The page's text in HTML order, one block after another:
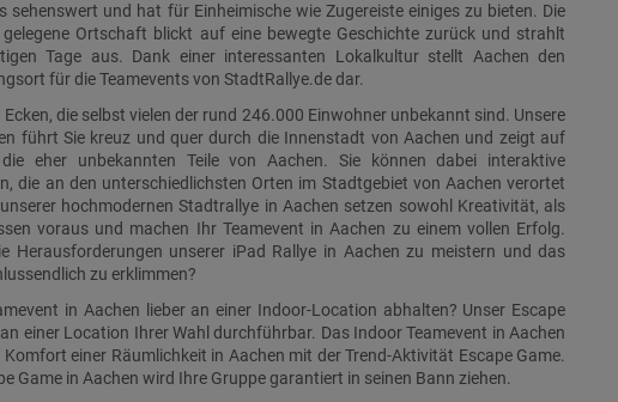
sehenswert und hat für Einheimische wie Zugereiste einiges zu bieten. Die
Ortschaft blickt auf eine bewegte Geschichte zurück und strahlt
Tage aus. Dank einer interessanten Lokalkultur stellt Aachen den
für die Teamevents von StadtRallye.de dar.
die selbst vielen der rund 246.000 Einwohner unbekannt sind. Unsere
führt Sie kreuz und quer durch die Innenstadt von Aachen und zeigt auf
eher unbekannten Teile von Aachen. Sie können dabei interaktive
die an den unterschiedlichsten Orten im Stadtgebiet von Aachen verortet
hochmodernen Stadtrallye in Aachen setzen sowohl Kreativität, als
voraus und machen Ihr Teamevent in Aachen zu einem vollen Erfolg.
Herausforderungen unserer iPad Rallye in Aachen zu meistern und das
zu erklimmen?
in Aachen lieber an einer Indoor-Location abhalten? Unser Escape
einer Location Ihrer Wahl durchführbar. Das Indoor Teamevent in Aachen
einer Räumlichkeit in Aachen mit der Trend-Aktivität Escape Game.
Game in Aachen wird Ihre Gruppe garantiert in seinen Bann ziehen.